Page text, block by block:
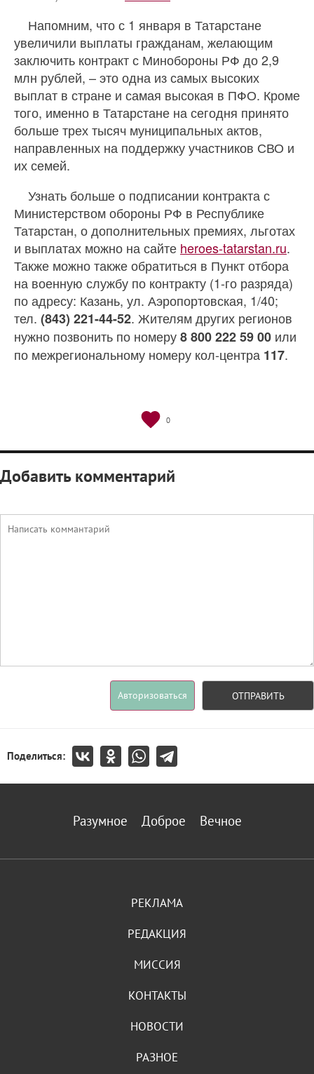
Напомним, что с 1 января в Татарстане
увеличили выплаты гражданам, желающим
заключить контракт с Минобороны РФ до 2,9
млн рублей, – это одна из самых высоких
выплат в стране и самая высокая в ПФО. Кроме
того, именно в Татарстане на сегодня принято
больше трех тысяч муниципальных актов,
направленных на поддержку участников СВО и
их семей.
Узнать больше о подписании контракта с
Министерством обороны РФ в Республике
Татарстан, о дополнительных премиях, льготах
и выплатах можно на сайте heroes-tatarstan.ru.
Также можно также обратиться в Пункт отбора
на военную службу по контракту (1-го разряда)
по адресу: Казань, ул. Аэропортовская, 1/40;
тел. (843) 221-44-52. Жителям других регионов
нужно позвонить по номеру8 800 222 59 00 или
по межрегиональному номеру кол-центра 117.
0
Добавить комментарий
Авторизоваться ОТПРАВИТЬ
Поделиться:
Разумное Доброе Вечное
РЕКЛАМА
РЕДАКЦИЯ
МИССИЯ
КОНТАКТЫ
НОВОСТИ
РАЗНОЕ